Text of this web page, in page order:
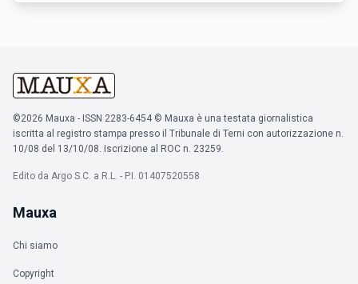
©2026 Mauxa - ISSN 2283-6454 © Mauxa è una testata giornalistica
iscritta al registro stampa presso il Tribunale di Terni con autorizzazione n.
10/08 del 13/10/08. Iscrizione al ROC n. 23259.
Edito da Argo S.C. a R.L. - P.I. 01407520558
Mauxa
Chi siamo
Copyright